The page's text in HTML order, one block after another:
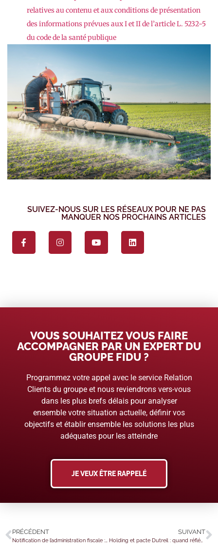
relatives au contenu et aux conditions de présentation
des informations prévues aux I et II de l’article L. 5232-5
du code de la santé publique
SUIVEZ-NOUS SUR LES RÉSEAUX POUR NE PAS
MANQUER NOS PROCHAINS ARTICLES
VOUS SOUHAITEZ VOUS FAIRE
ACCOMPAGNER PAR UN EXPERT DU
GROUPE FIDU ?
Programmez votre appel avec le service Relation
Clients du groupe et nous reviendrons vers-vous
dans les plus brefs délais pour analyser
ensemble votre situation actuelle, définir vos
objectifs et établir ensemble les solutions les plus
adéquates pour les atteindre
JE VEUX ÊTRE RAPPELÉ
PRÉCÉDENT SUIVANT
Holding et pacte Dutreil : quand réfléchir ne suffit pas…